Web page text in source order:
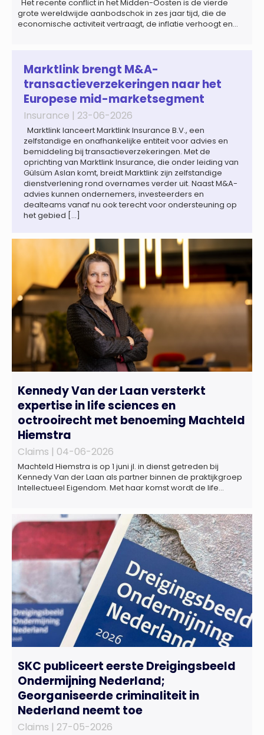
Het recente conflict in het Midden-Oosten is de vierde
grote wereldwijde aanbodschok in zes jaar tijd, die de
economische activiteit vertraagt, de inflatie verhoogt en
wereldwijd naar verwachting afnemen tot 1,3% in reële
termen in […]
Marktlink brengt M&A-
transactieverzekeringen naar het
Europese mid-marketsegment
Insurance | 23-06-2026
Marktlink lanceert Marktlink Insurance B.V., een
zelfstandige en onafhankelijke entiteit voor advies en
bemiddeling bij transactieverzekeringen. Met de
oprichting van Marktlink Insurance, die onder leiding van
Gülsüm Aslan komt, breidt Marktlink zijn zelfstandige
dienstverlening rond overnames verder uit. Naast M&A-
advies kunnen ondernemers, investeerders en
dealteams vanaf nu ook terecht voor ondersteuning op
het gebied […]
Kennedy Van der Laan versterkt
expertise in life sciences en
octrooirecht met benoeming Machteld
Hiemstra
Claims | 04-06-2026
Machteld Hiemstra is op 1 juni jl. in dienst getreden bij
Kennedy Van der Laan als partner binnen de praktijkgroep
Intellectueel Eigendom. Met haar komst wordt de life
gespecialiseerd in nationale en internationale wet- en
regelgeving relevant voor de life sciences sector en de […]
SKC publiceert eerste Dreigingsbeeld
Ondermijning Nederland;
Georganiseerde criminaliteit in
Nederland neemt toe
Claims | 27-05-2026